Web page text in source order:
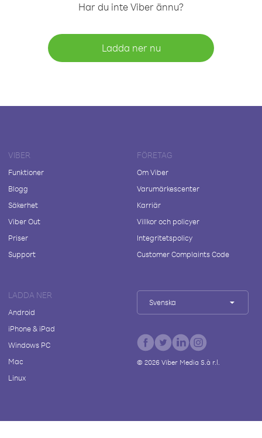
Har du inte Viber ännu?
Ladda ner nu
VIBER
Funktioner
Blogg
Säkerhet
Viber Out
Priser
Support
FÖRETAG
Om Viber
Varumärkescenter
Karriär
Villkor och policyer
Integritetspolicy
Customer Complaints Code
LADDA NER
Android
iPhone & iPad
Windows PC
Mac
Linux
Svenska
© 2026Viber Media S.à r.l.